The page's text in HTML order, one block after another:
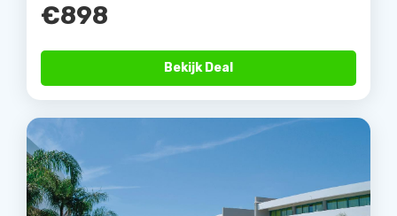
€898
Bekijk Deal